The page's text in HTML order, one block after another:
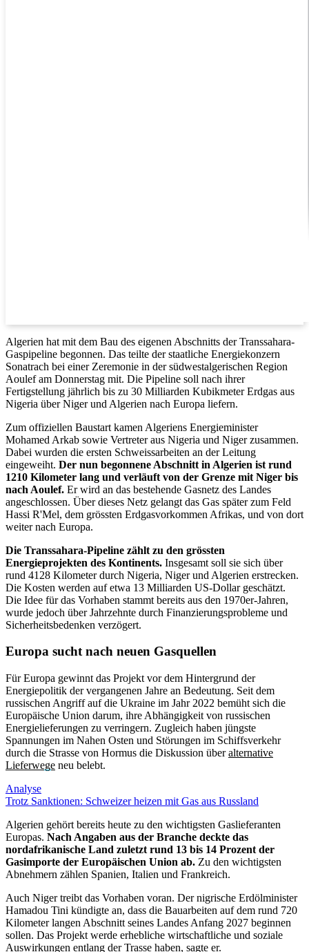
Algerien hat mit dem Bau des eigenen Abschnitts der Transsahara-
Gaspipeline begonnen. Das teilte der staatliche Energiekonzern
Sonatrach bei einer Zeremonie in der südwestalgerischen Region
Aoulef am Donnerstag mit. Die Pipeline soll nach ihrer
Fertigstellung jährlich bis zu 30 Milliarden Kubikmeter Erdgas aus
Nigeria über Niger und Algerien nach Europa liefern.
Zum offiziellen Baustart kamen Algeriens Energieminister
Mohamed Arkab sowie Vertreter aus Nigeria und Niger zusammen.
Dabei wurden die ersten Schweissarbeiten an der Leitung
eingeweiht. Der nun begonnene Abschnitt in Algerien ist rund
1210 Kilometer lang und verläuft von der Grenze mit Niger bis
nach Aoulef. Er wird an das bestehende Gasnetz des Landes
angeschlossen. Über dieses Netz gelangt das Gas später zum Feld
Hassi R'Mel, dem grössten Erdgasvorkommen Afrikas, und von dort
weiter nach Europa.
Die Transsahara-Pipeline zählt zu den grössten
Energieprojekten des Kontinents. Insgesamt soll sie sich über
rund 4128 Kilometer durch Nigeria, Niger und Algerien erstrecken.
Die Kosten werden auf etwa 13 Milliarden US-Dollar geschätzt.
Die Idee für das Vorhaben stammt bereits aus den 1970er-Jahren,
wurde jedoch über Jahrzehnte durch Finanzierungsprobleme und
Sicherheitsbedenken verzögert.
Europa sucht nach neuen Gasquellen
Für Europa gewinnt das Projekt vor dem Hintergrund der
Energiepolitik der vergangenen Jahre an Bedeutung. Seit dem
russischen Angriff auf die Ukraine im Jahr 2022 bemüht sich die
Europäische Union darum, ihre Abhängigkeit von russischen
Energielieferungen zu verringern. Zugleich haben jüngste
Spannungen im Nahen Osten und Störungen im Schiffsverkehr
durch die Strasse von Hormus die Diskussion überalternative
Lieferwege neu belebt.
Analyse
Trotz Sanktionen: Schweizer heizen mit Gas aus Russland
Algerien gehört bereits heute zu den wichtigsten Gaslieferanten
Europas. Nach Angaben aus der Branche deckte das
nordafrikanische Land zuletzt rund 13 bis 14 Prozent der
Gasimporte der Europäischen Union ab. Zu den wichtigsten
Abnehmern zählen Spanien, Italien und Frankreich.
Auch Niger treibt das Vorhaben voran. Der nigrische Erdölminister
Hamadou Tini kündigte an, dass die Bauarbeiten auf dem rund 720
Kilometer langen Abschnitt seines Landes Anfang 2027 beginnen
sollen. Das Projekt werde erhebliche wirtschaftliche und soziale
Auswirkungen entlang der Trasse haben, sagte er.